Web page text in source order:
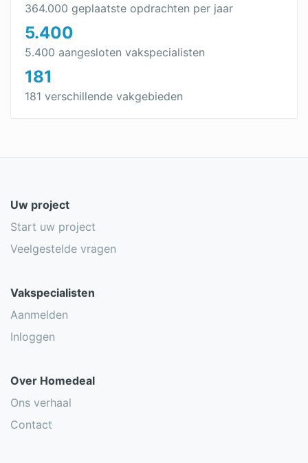
364.000 geplaatste opdrachten per jaar
5.400
5.400 aangesloten vakspecialisten
181
181 verschillende vakgebieden
Uw project
Start uw project
Veelgestelde vragen
Vakspecialisten
Aanmelden
Inloggen
Over Homedeal
Ons verhaal
Contact